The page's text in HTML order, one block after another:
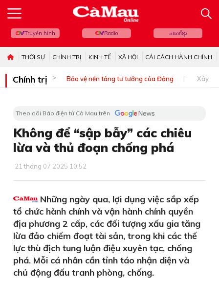
Truyền hình Radio ភាសាខ្មែរ
THỜI SỰ CHÍNH TRỊ KINH TẾ XÃ HỘI CẢI CÁCH HÀNH CHÍNH
Chính trị Bảo vệ nền tảng tư tưởng của Đảng Xây
Theo dõi Báo điện tử Cà Mau trên
Không để “sập bẫy” các chiêu
lừa và thủ đoạn chống phá
21 tháng 07 2025 10:52
Những ngày qua, lợi dụng việc sắp xếp
tổ chức hành chính và vận hành chính quyền
địa phương 2 cấp, các đối tượng xấu gia tăng
lừa đảo chiếm đoạt tài sản, trong khi các thế
lực thù địch tung luận điệu xuyên tạc, chống
phá. Mỗi cá nhân cần tỉnh táo nhận diện và
chủ động đấu tranh phòng, chống.